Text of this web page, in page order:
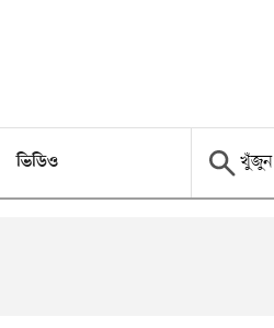
ভিডিও খুঁজুন